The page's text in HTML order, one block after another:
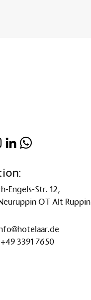
Engels-Str. 12,
OT Alt Ruppin
+49 3391 7650